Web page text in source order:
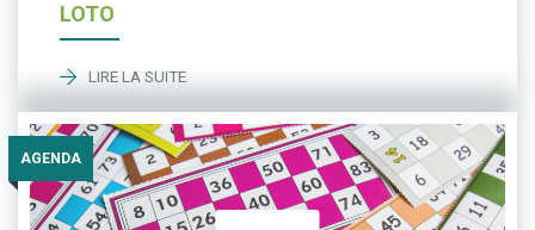
LOTO
LIRE LA SUITE
AGENDA